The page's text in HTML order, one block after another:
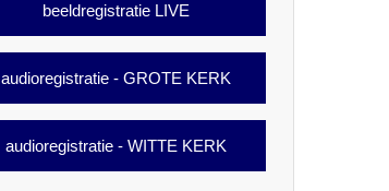
beeldregistratie LIVE
audioregistratie - GROTE KERK
audioregistratie - WITTE KERK